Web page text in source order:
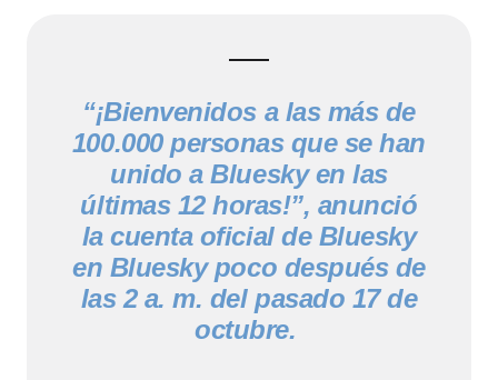
“¡Bienvenidos a las más de
100.000 personas que se han
unido a Bluesky en las
últimas 12 horas!”, anunció
la cuenta oficial de Bluesky
en Bluesky poco después de
las 2 a. m. del pasado 17 de
octubre.